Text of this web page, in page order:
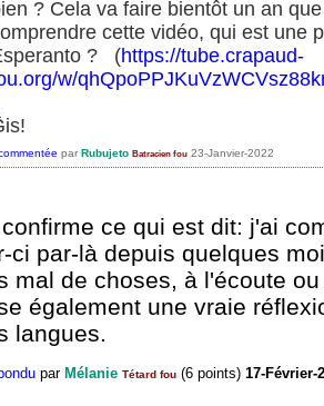
? Cela va faire bientôt un an
cette vidéo, qui est une
? (https://tube.crapaud-
w/
par Rubujeto Batracien fou 23-Janvier-2022
ce qui est dit: j'ai
ci par-là depuis quelques
mal de choses, à l'écoute
également une vraie
langues.
par Mélanie Tétard fou (6 points) 17-Février-